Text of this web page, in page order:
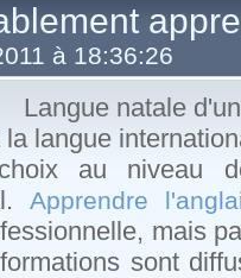
à 18:36:26
Langue natale
langue
au niveau
Apprendre
mais
sont